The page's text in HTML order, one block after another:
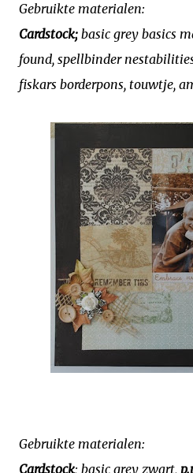
Gebruikte materialen:
Cardstock; basic grey basics
found, spellbinder
fiskars borderpons, touwtje,
Gebruikte materialen:
Cardstock; basic grey zwart,